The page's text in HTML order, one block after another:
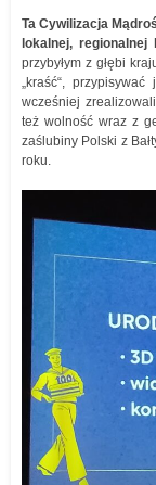
Ta Cywilizacja
lokalnej, regionalnej
przybyłym z głębi
„kraść“,
wcześniej
też wolność wraz z
zaślubiny Polski z
roku.